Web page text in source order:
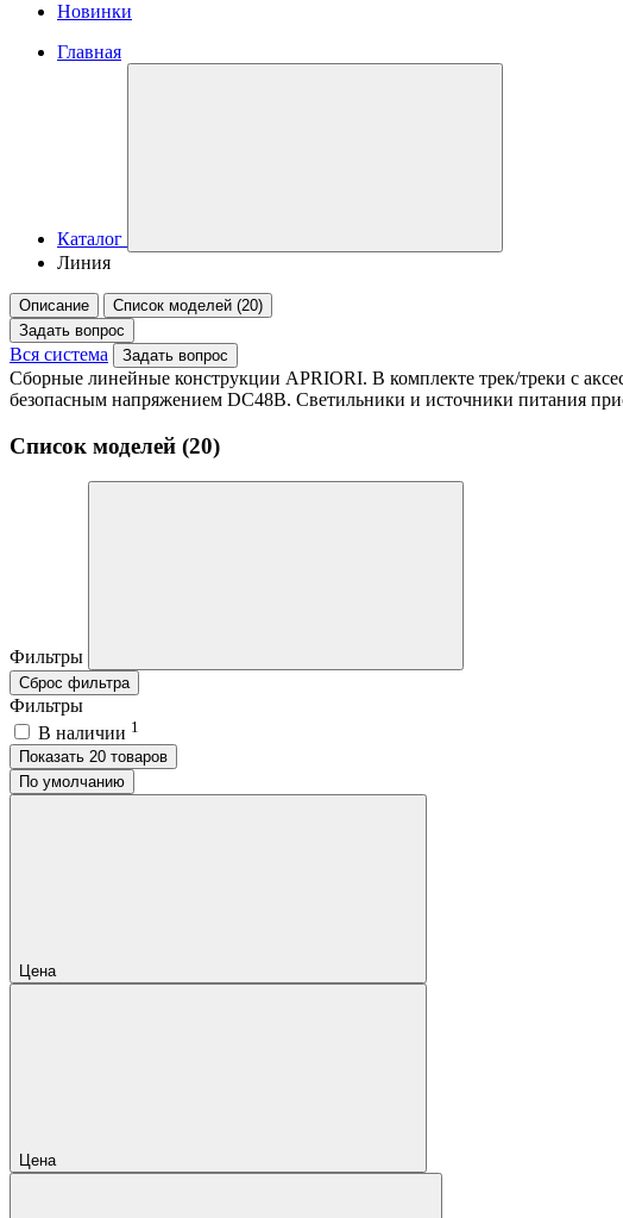
Новинки
Главная
Каталог
Линия
Описание
Список моделей (20)
Задать вопрос
Вся система Задать вопрос
Сборные линейные конструкции APRIORI. В комплекте трек/треки с
безопасным напряжением DC48В. Светильники и источники питания
Список моделей (20)
Фильтры
Сброс фильтра
Фильтры
В наличии 1
Показать 20 товаров
По умолчанию
Цена
Цена